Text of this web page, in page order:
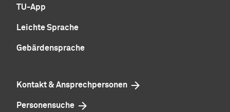
TU-App
Leichte Sprache
Gebärdensprache
Kontakt & Ansprechpersonen
Personensuche